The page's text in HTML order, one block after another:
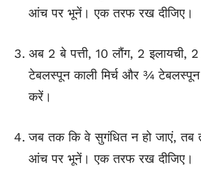
आंच पर भूनें। एक तरफ रख दीजिए।
अब 2 बे पत्ती, 10 लौंग, 2 इलायची, 2
टेबलस्पून काली मिर्च और ¾ टेबलस्पून
करें।
जब तक कि वे सुगंधित न हो जाएं, तब
आंच पर भूनें। एक तरफ रख दीजिए।